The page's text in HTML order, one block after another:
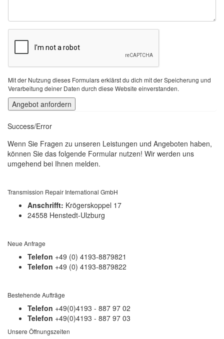
Mit der Nutzung dieses Formulars erklärst du dich mit der Speicherung und
Verarbeitung deiner Daten durch diese Website einverstanden.
Success/Error
Wenn Sie Fragen zu unseren Leistungen und Angeboten haben,
können Sie das folgende Formular nutzen! Wir werden uns
umgehend bei Ihnen melden.
Transmission Repair International GmbH
Anschrifft: Krögerskoppel 17
24558 Henstedt-Ulzburg
Neue Anfrage
Telefon +49 (0) 4193-8879821
Telefon +49 (0) 4193-8879822
Bestehende Aufträge
Telefon +49(0)4193 - 887 97 02
Telefon +49(0)4193 - 887 97 03
Unsere Öffnungszeiten